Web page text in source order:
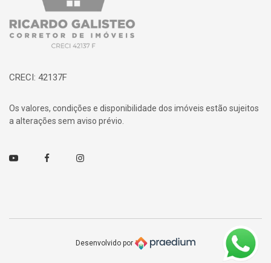
CRECI: 42137F
Os valores, condições e disponibilidade dos imóveis estão sujeitos
a alterações sem aviso prévio.
Youtube FacebookInstagram
Desenvolvido por